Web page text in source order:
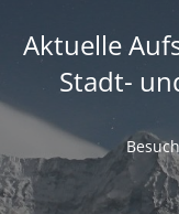
Aktuelle
Stadt-